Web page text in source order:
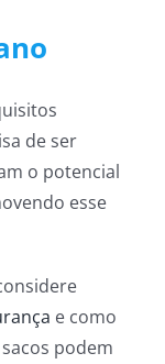
de ser
o potencial
esse
e como
podem